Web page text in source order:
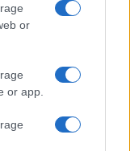
or
or app.
Gabriel
español
mediática…